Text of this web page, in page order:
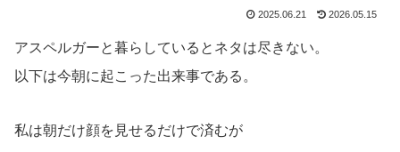
2025.06.21 2026.05.15
アスペルガーと暮らしているとネタは尽きない。
以下は今朝に起こった出来事である。
私は朝だけ顔を見せるだけで済むが